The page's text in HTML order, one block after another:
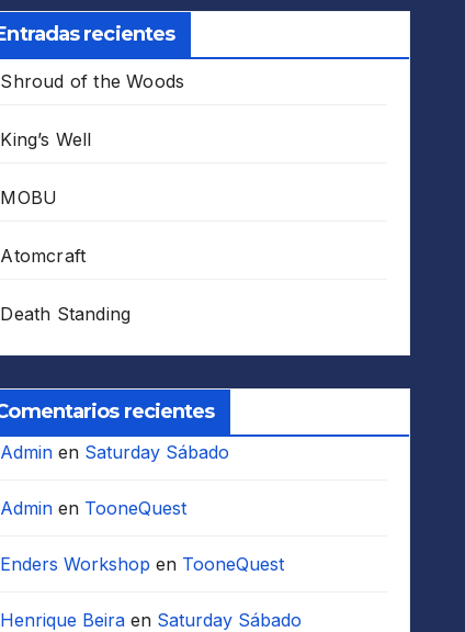
recientes
Shroud of the Woods
King’s Well
MOBU
Atomcraft
Death Standing
recientes
Admin en Saturday Sábado
Admin en TooneQuest
Enders Workshop en TooneQuest
Henrique Beira en Saturday Sábado